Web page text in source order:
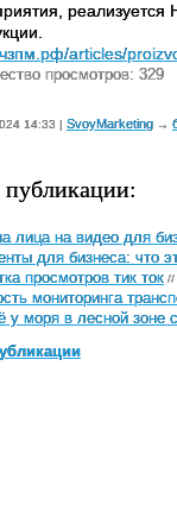
articles/
просмотров: 329
14:33 | SvoyMarketing →
лица на видео для
для бизнеса: что
просмотров тик ток //
мониторинга
у моря в лесной зоне